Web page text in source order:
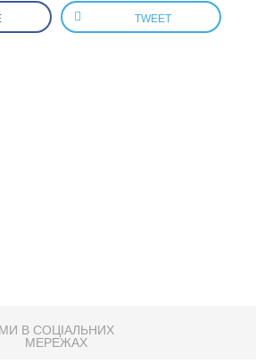
TWEET
МИ В СОЦІАЛЬНИХ
МЕРЕЖАХ